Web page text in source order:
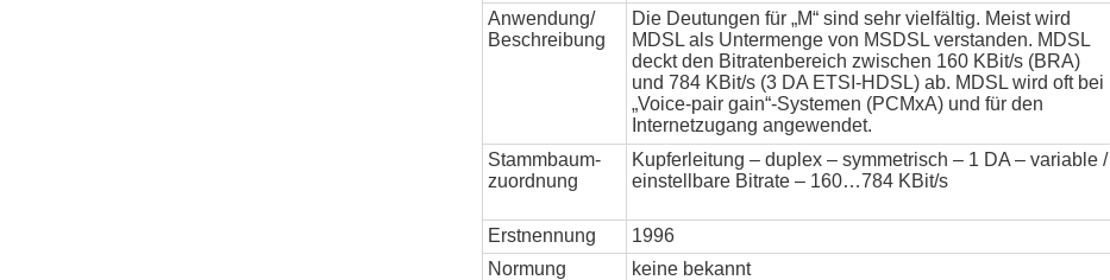
Anwendung/
Beschreibung
Die Deutungen für „M“ sind sehr vielfältig. Meist wird
MDSL als Untermenge von MSDSL verstanden. MDSL
deckt den Bitratenbereich zwischen 160 KBit/s (BRA)
und 784 KBit/s (3 DA ETSI-HDSL) ab. MDSL wird oft bei
„Voice-pair gain“-Systemen (PCMxA) und für den
Internetzugang angewendet.
Stammbaum-
zuordnung
Kupferleitung – duplex – symmetrisch – 1 DA – variable /
einstellbare Bitrate – 160…784 KBit/s
Erstnennung
1996
Normung
keine bekannt